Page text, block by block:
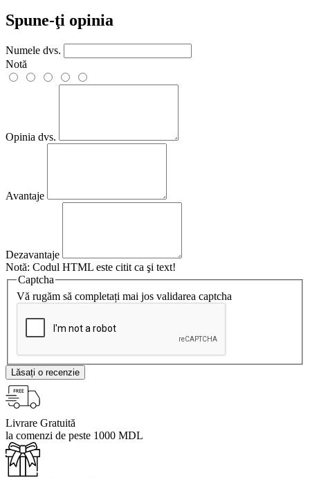
Spune-ţi opinia
Numele dvs.
Notă
Opinia dvs.
Avantaje
Dezavantaje
Notă: Codul HTML este citit ca şi text!
Captcha
Vă rugăm să completați mai jos validarea captcha
Lăsați o recenzie
Livrare Gratuită
la comenzi de peste 1000 MDL